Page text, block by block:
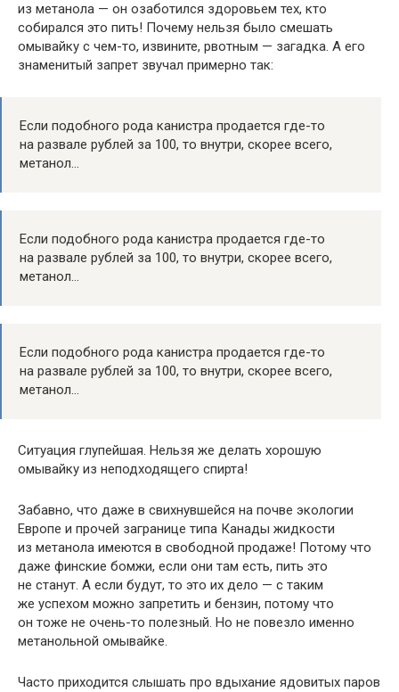
из метанола — он озаботился здоровьем тех, кто
собирался это пить! Почему нельзя было смешать
омывайку с чем-то, извините, рвотным — загадка. А его
знаменитый запрет звучал примерно так:
Если подобного рода канистра продается где-то
на развале рублей за 100, то внутри, скорее всего,
метанол…
Если подобного рода канистра продается где-то
на развале рублей за 100, то внутри, скорее всего,
метанол…
Если подобного рода канистра продается где-то
на развале рублей за 100, то внутри, скорее всего,
метанол…
Ситуация глупейшая. Нельзя же делать хорошую
омывайку из неподходящего спирта!
Забавно, что даже в свихнувшейся на почве экологии
Европе и прочей загранице типа Канады жидкости
из метанола имеются в свободной продаже! Потому что
даже финские бомжи, если они там есть, пить это
не станут. А если будут, то это их дело — с таким
же успехом можно запретить и бензин, потому что
он тоже не очень-то полезный. Но не повезло именно
метанольной омывайке.
Часто приходится слышать про вдыхание ядовитых паров